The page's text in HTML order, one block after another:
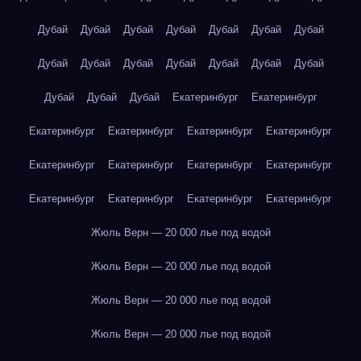
Дубай Дубай Дубай Дубай Дубай Дубай Дубай
Дубай Дубай Дубай Дубай Дубай Дубай Дубай
Дубай Дубай Дубай Екатеринбург Екатеринбург
Екатеринбург Екатеринбург Екатеринбург Екатеринбург
Екатеринбург Екатеринбург Екатеринбург Екатеринбург
Екатеринбург Екатеринбург Екатеринбург Екатеринбург
Жюль Верн — 20 000 лье под водой
Жюль Верн — 20 000 лье под водой
Жюль Верн — 20 000 лье под водой
Жюль Верн — 20 000 лье под водой